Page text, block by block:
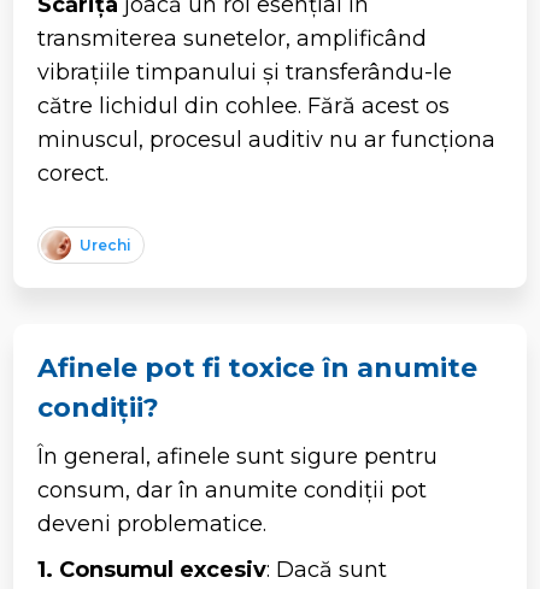
transmiterea sunetelor, amplificând
vibrațiile timpanului și transferându-le
către lichidul din cohlee. Fără acest os
minuscul, procesul auditiv nu ar funcționa
corect.
Urechi
Afinele pot fi toxice în anumite
condiții?
În general, afinele sunt sigure pentru
consum, dar în anumite condiții pot
deveni problematice.
1. Consumul excesiv: Dacă sunt